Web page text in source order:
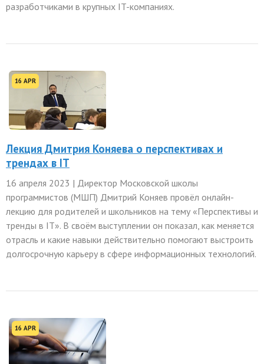
разработчиками в крупных IT-компаниях.
16 APR
Лекция Дмитрия Коняева о перспективах и
трендах в IT
16 апреля 2023 | Директор Московской школы
программистов (МШП) Дмитрий Коняев провёл онлайн-
лекцию для родителей и школьников на тему «Перспективы и
тренды в IT». В своём выступлении он показал, как меняется
отрасль и какие навыки действительно помогают выстроить
долгосрочную карьеру в сфере информационных технологий.
16 APR